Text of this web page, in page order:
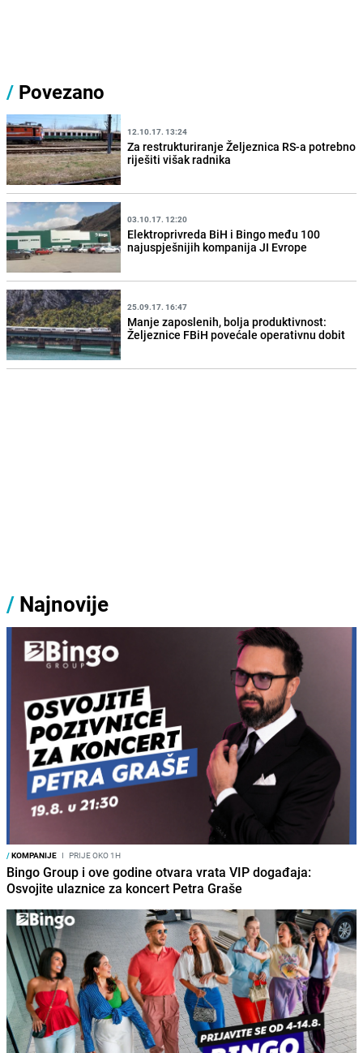
/ Povezano
12.10.17. 13:24
Za restrukturiranje Željeznica RS-a potrebno
riješiti višak radnika
03.10.17. 12:20
Elektroprivreda BiH i Bingo među 100
najuspješnijih kompanija JI Evrope
25.09.17. 16:47
Manje zaposlenih, bolja produktivnost:
Željeznice FBiH povećale operativnu dobit
/ Najnovije
/KOMPANIJE I PRIJE OKO 1H
Bingo Group i ove godine otvara vrata VIP događaja:
Osvojite ulaznice za koncert Petra Graše